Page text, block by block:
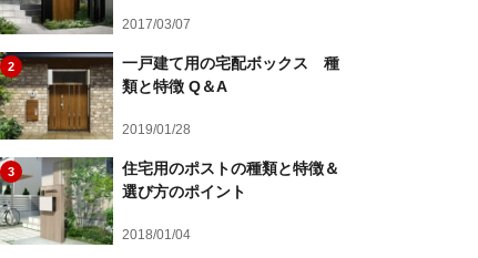
2017/03/07
2
一戸建て用の宅配ボックス 種
類と特徴 Q＆A
2019/01/28
3
住宅用のポストの種類と特徴＆
選び方のポイント
2018/01/04